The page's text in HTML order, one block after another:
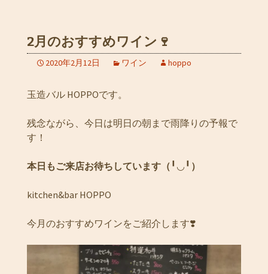
2月のおすすめワイン🍷
2020年2月12日 ワイン hoppo
玉造バル HOPPOです。
残念ながら、今日は明日の朝まで雨降りの予報で
す！
本日もご来店お待ちしています（ ╹◡╹ ）
kitchen&bar HOPPO
今月のおすすめワインをご紹介します❣️